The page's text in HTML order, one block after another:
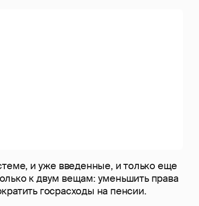
и уже введенные, и только еще
к двум вещам: уменьшить права
госрасходы на пенсии.